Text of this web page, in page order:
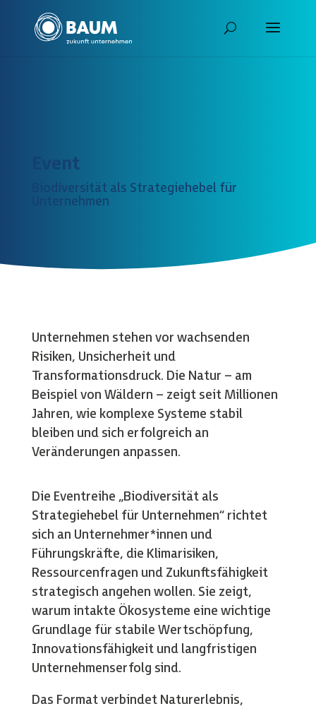
Event
Biodiversität als Strategiehebel für
Unternehmen
Unternehmen stehen vor wachsenden
Risiken, Unsicherheit und
Transformationsdruck. Die Natur – am
Beispiel von Wäldern – zeigt seit Millionen
Jahren, wie komplexe Systeme stabil
bleiben und sich erfolgreich an
Veränderungen anpassen.
Die Eventreihe „Biodiversität als
Strategiehebel für Unternehmen“ richtet
sich an Unternehmer*innen und
Führungskräfte, die Klimarisiken,
Ressourcenfragen und Zukunftsfähigkeit
strategisch angehen wollen. Sie zeigt,
warum intakte Ökosysteme eine wichtige
Grundlage für stabile Wertschöpfung,
Innovationsfähigkeit und langfristigen
Unternehmenserfolg sind.
Das Format verbindet Naturerlebnis,